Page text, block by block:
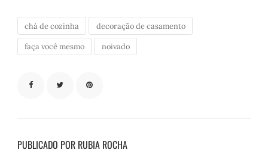
chá de cozinha decoração de casamento
faça você mesmo noivado
PUBLICADO POR RUBIA ROCHA